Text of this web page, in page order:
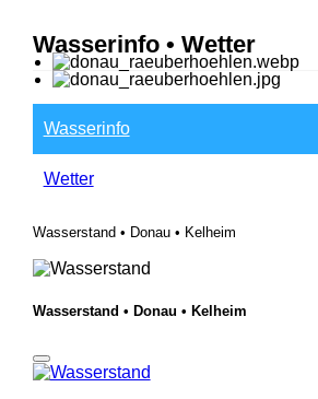
Wasserinfo • Wetter
Wasserinfo
Wetter
Wasserstand • Donau • Kelheim
Wasserstand • Donau • Kelheim